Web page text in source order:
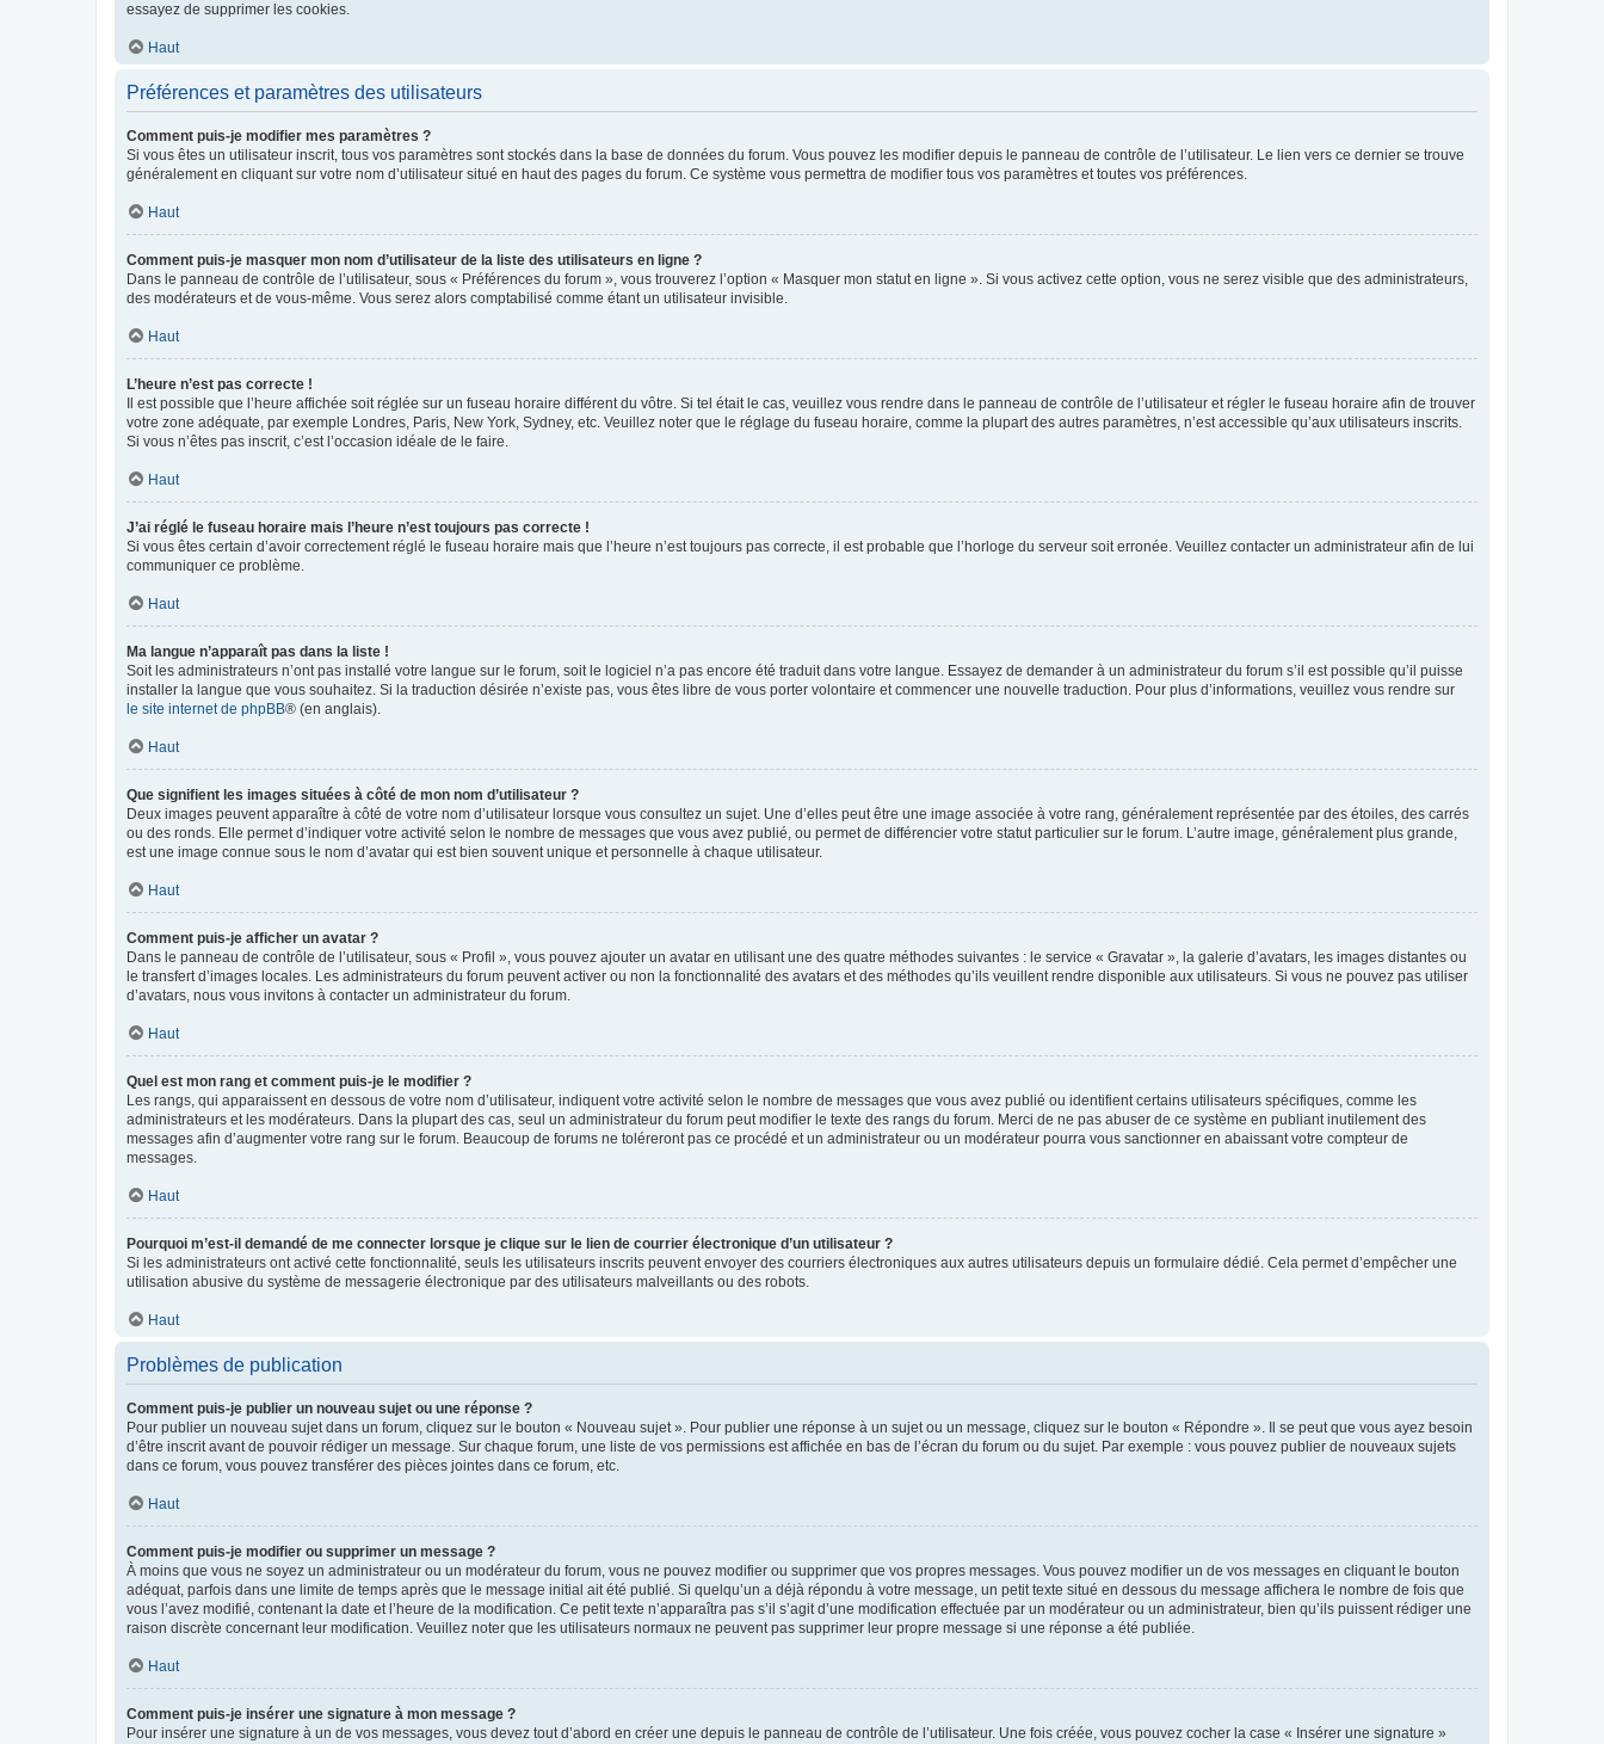
essayez de supprimer les cookies.
Haut
Préférences et paramètres des utilisateurs
Comment puis-je modifier mes paramètres ?
Si vous êtes un utilisateur inscrit, tous vos paramètres sont stockés dans la base de données du forum. Vous pouvez les modifier depuis le panneau de contrôle de l’utilisateur. Le lien vers ce dernier se trouve
généralement en cliquant sur votre nom d’utilisateur situé en haut des pages du forum. Ce système vous permettra de modifier tous vos paramètres et toutes vos préférences.
Haut
Comment puis-je masquer mon nom d’utilisateur de la liste des utilisateurs en ligne ?
Dans le panneau de contrôle de l’utilisateur, sous « Préférences du forum », vous trouverez l’option « Masquer mon statut en ligne ». Si vous activez cette option, vous ne serez visible que des administrateurs,
des modérateurs et de vous-même. Vous serez alors comptabilisé comme étant un utilisateur invisible.
Haut
L’heure n’est pas correcte !
Il est possible que l’heure affichée soit réglée sur un fuseau horaire différent du vôtre. Si tel était le cas, veuillez vous rendre dans le panneau de contrôle de l’utilisateur et régler le fuseau horaire afin de trouver
votre zone adéquate, par exemple Londres, Paris, New York, Sydney, etc. Veuillez noter que le réglage du fuseau horaire, comme la plupart des autres paramètres, n’est accessible qu’aux utilisateurs inscrits.
Si vous n’êtes pas inscrit, c’est l’occasion idéale de le faire.
Haut
J’ai réglé le fuseau horaire mais l’heure n’est toujours pas correcte !
Si vous êtes certain d’avoir correctement réglé le fuseau horaire mais que l’heure n’est toujours pas correcte, il est probable que l’horloge du serveur soit erronée. Veuillez contacter un administrateur afin de lui
communiquer ce problème.
Haut
Ma langue n’apparaît pas dans la liste !
Soit les administrateurs n’ont pas installé votre langue sur le forum, soit le logiciel n’a pas encore été traduit dans votre langue. Essayez de demander à un administrateur du forum s’il est possible qu’il puisse
installer la langue que vous souhaitez. Si la traduction désirée n’existe pas, vous êtes libre de vous porter volontaire et commencer une nouvelle traduction. Pour plus d’informations, veuillez vous rendre sur
le site internet de phpBB® (en anglais).
Haut
Que signifient les images situées à côté de mon nom d’utilisateur ?
Deux images peuvent apparaître à côté de votre nom d’utilisateur lorsque vous consultez un sujet. Une d’elles peut être une image associée à votre rang, généralement représentée par des étoiles, des carrés
ou des ronds. Elle permet d’indiquer votre activité selon le nombre de messages que vous avez publié, ou permet de différencier votre statut particulier sur le forum. L’autre image, généralement plus grande,
est une image connue sous le nom d’avatar qui est bien souvent unique et personnelle à chaque utilisateur.
Haut
Comment puis-je afficher un avatar ?
Dans le panneau de contrôle de l’utilisateur, sous « Profil », vous pouvez ajouter un avatar en utilisant une des quatre méthodes suivantes : le service « Gravatar », la galerie d’avatars, les images distantes ou
le transfert d’images locales. Les administrateurs du forum peuvent activer ou non la fonctionnalité des avatars et des méthodes qu’ils veuillent rendre disponible aux utilisateurs. Si vous ne pouvez pas utiliser
d’avatars, nous vous invitons à contacter un administrateur du forum.
Haut
Quel est mon rang et comment puis-je le modifier ?
Les rangs, qui apparaissent en dessous de votre nom d’utilisateur, indiquent votre activité selon le nombre de messages que vous avez publié ou identifient certains utilisateurs spécifiques, comme les
administrateurs et les modérateurs. Dans la plupart des cas, seul un administrateur du forum peut modifier le texte des rangs du forum. Merci de ne pas abuser de ce système en publiant inutilement des
messages afin d’augmenter votre rang sur le forum. Beaucoup de forums ne toléreront pas ce procédé et un administrateur ou un modérateur pourra vous sanctionner en abaissant votre compteur de
messages.
Haut
Pourquoi m’est-il demandé de me connecter lorsque je clique sur le lien de courrier électronique d’un utilisateur ?
Si les administrateurs ont activé cette fonctionnalité, seuls les utilisateurs inscrits peuvent envoyer des courriers électroniques aux autres utilisateurs depuis un formulaire dédié. Cela permet d’empêcher une
utilisation abusive du système de messagerie électronique par des utilisateurs malveillants ou des robots.
Haut
Problèmes de publication
Comment puis-je publier un nouveau sujet ou une réponse ?
Pour publier un nouveau sujet dans un forum, cliquez sur le bouton « Nouveau sujet ». Pour publier une réponse à un sujet ou un message, cliquez sur le bouton « Répondre ». Il se peut que vous ayez besoin
d’être inscrit avant de pouvoir rédiger un message. Sur chaque forum, une liste de vos permissions est affichée en bas de l’écran du forum ou du sujet. Par exemple : vous pouvez publier de nouveaux sujets
dans ce forum, vous pouvez transférer des pièces jointes dans ce forum, etc.
Haut
Comment puis-je modifier ou supprimer un message ?
À moins que vous ne soyez un administrateur ou un modérateur du forum, vous ne pouvez modifier ou supprimer que vos propres messages. Vous pouvez modifier un de vos messages en cliquant le bouton
adéquat, parfois dans une limite de temps après que le message initial ait été publié. Si quelqu’un a déjà répondu à votre message, un petit texte situé en dessous du message affichera le nombre de fois que
vous l’avez modifié, contenant la date et l’heure de la modification. Ce petit texte n’apparaîtra pas s’il s’agit d’une modification effectuée par un modérateur ou un administrateur, bien qu’ils puissent rédiger une
raison discrète concernant leur modification. Veuillez noter que les utilisateurs normaux ne peuvent pas supprimer leur propre message si une réponse a été publiée.
Haut
Comment puis-je insérer une signature à mon message ?
Pour insérer une signature à un de vos messages, vous devez tout d’abord en créer une depuis le panneau de contrôle de l’utilisateur. Une fois créée, vous pouvez cocher la case « Insérer une signature »